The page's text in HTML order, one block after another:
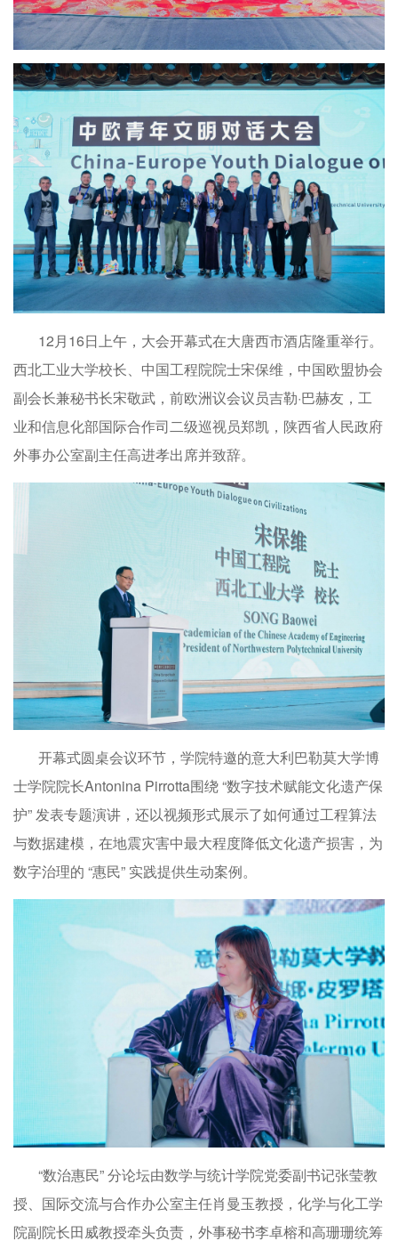
12月16日上午，大会开幕式在大唐西市酒店隆重举行。
西北工业大学校长、中国工程院院士宋保维，中国欧盟协会
副会长兼秘书长宋敬武，前欧洲议会议员吉勒·巴赫友，工
业和信息化部国际合作司二级巡视员郑凯，陕西省人民政府
外事办公室副主任高进孝出席并致辞。
开幕式圆桌会议环节，学院特邀的意大利巴勒莫大学博
士学院院长Antonina Pirrotta围绕 “数字技术赋能文化遗产保
护” 发表专题演讲，还以视频形式展示了如何通过工程算法
与数据建模，在地震灾害中最大程度降低文化遗产损害，为
数字治理的 “惠民” 实践提供生动案例。
“数治惠民” 分论坛由数学与统计学院党委副书记张莹教
授、国际交流与合作办公室主任肖曼玉教授，化学与化工学
院副院长田威教授牵头负责，外事秘书李卓榕和高珊珊统筹